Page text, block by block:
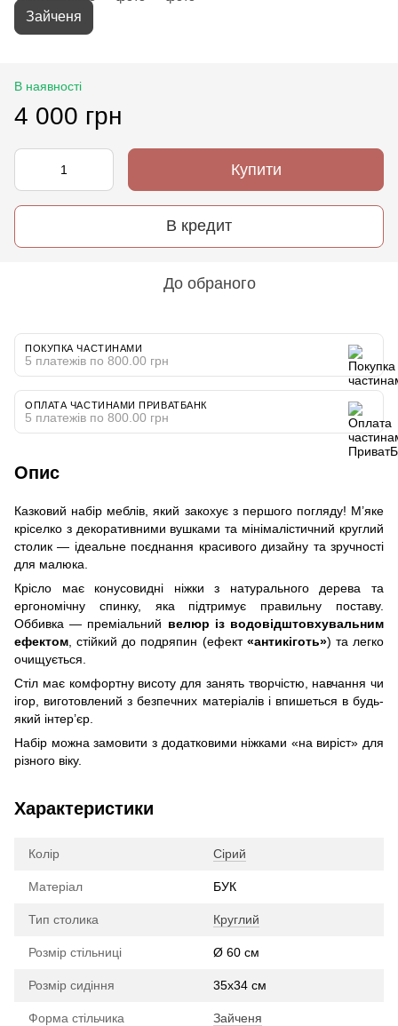
Зайченя
В наявності
4 000 грн
Купити
В кредит
До обраного
ПОКУПКА ЧАСТИНАМИ
5 платежів по 800.00 грн
ОПЛАТА ЧАСТИНАМИ ПРИВАТБАНК
5 платежів по 800.00 грн
Опис
Казковий набір меблів, який закохує з першого погляду! М’яке
кріселко з декоративними вушками та мінімалістичний круглий
столик — ідеальне поєднання красивого дизайну та зручності
для малюка.
Крісло має конусовидні ніжки з натурального дерева та
ергономічну спинку, яка підтримує правильну поставу.
Оббивка — преміальний велюр із водовідштовхувальним
ефектом , стійкий до подряпин (ефект«антикіготь») та легко
очищується.
Стіл має комфортну висоту для занять творчістю, навчання чи
ігор, виготовлений з безпечних матеріалів і впишеться в будь-
який інтер’єр.
Набір можна замовити з додатковими ніжками «на виріст» для
різного віку.
Характеристики
Колір Сірий
Матеріал БУК
Тип столика Круглий
Розмір стільниці Ø 60 см
Розмір сидіння 35х34 см
Форма стільчика Зайченя